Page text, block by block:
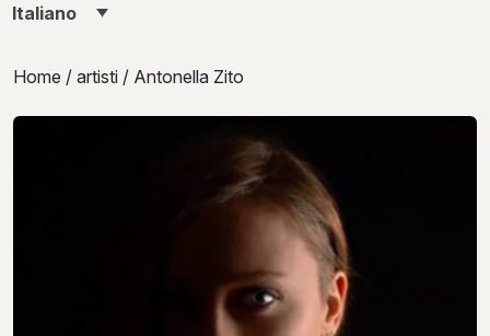
Italiano
Home / artisti / Antonella Zito